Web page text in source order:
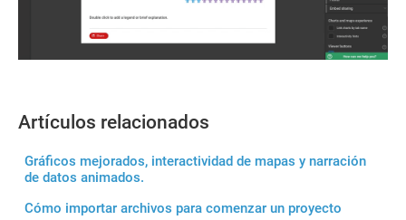
Artículos relacionados
Gráficos mejorados, interactividad de mapas y narración
de datos animados.
Cómo importar archivos para comenzar un proyecto